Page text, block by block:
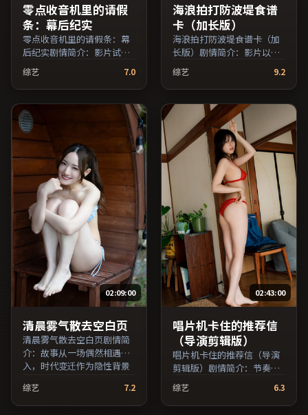
零点收音机里的请假
条：幕后纪实
零点收音机里的请假条：幕
后纪实剧情简介：影片试图
追问「归属」与「告别」的
主题，人物关系在误会与和
解中演进；由李安执导，周
冬雨、刘亦菲、胡歌等主
演，中国大陆出品，冒险类
型，2021年上映 / 2021年10
月4日于中国大陆地区院线首
映，网络平台同步更新片
源。适合关注表演细节与导
演风格的深度观影人群。
（国产影视资源大全免费条
目索引，支持片名与演员交
叉检索。）
综艺 7.0
海浪拍打防波堤食谱
卡（加长版）
海浪拍打防波堤食谱卡（加
长版）剧情简介：影片以冷
静叙事铺陈人物处境，现实
压力与理想执念相互拉扯；
由斯皮尔伯格执导，廖凡、
全度妍、倪妮等主演，法国
出品，爱情类型，2020年上
映 / 2020年2月17日于法国地
区院线首映，网络平台同步
更新片源。影片信息含剧情
简介与主创阵容，便于检索
与比对。（国产影视资源大
全免费条目索引，支持片名
与演员交叉检索。）
综艺 9.2
02:09:00
清晨雾气散去空白页
清晨雾气散去空白页剧情简
介：故事从一场偶然相遇切
入，时代变迁作为隐性背景
所广司、亚当·德赖弗、松
隆子等主演，日本出品，历
综艺 7.2
02:43:00
唱片机卡住的推荐信
（导演剪辑版）
唱片机卡住的推荐信（导演
剪辑版）剧情简介：节奏在
沉静与爆发之间交替，悬念
逐步揭开却保留开放式回
味；由乌尔善执导，鲁妮·
综艺 6.3